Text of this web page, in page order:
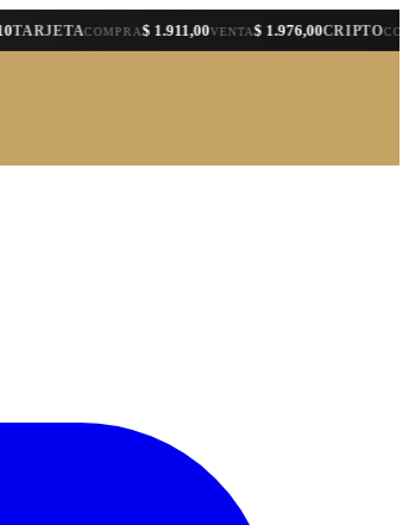
COMPRA$ 1.911,00VENTA$ 1.976,00CRIPTOCOMPRA$